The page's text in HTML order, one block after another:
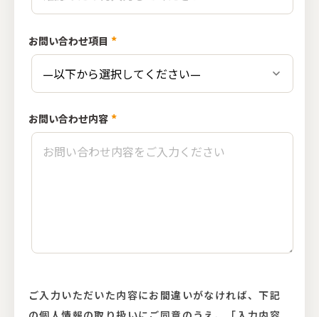
お問い合わせ項目 *
お問い合わせ内容 *
ご入力いただいた内容にお間違いがなければ、下記